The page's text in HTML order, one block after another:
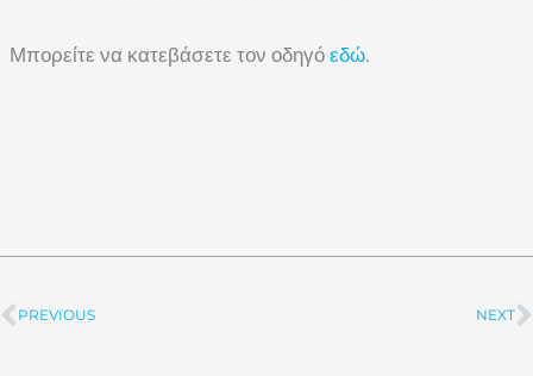
Μπορείτε να κατεβάσετε τον οδηγό εδώ.
Prev
PREVIOUS NEXT